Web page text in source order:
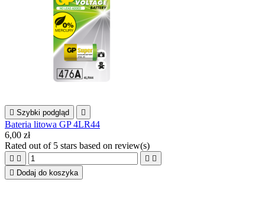
 Szybki podgląd 
Bateria litowa GP 4LR44
6,00 zł
Rated out of 5 stars based on review(s)
   
 Dodaj do koszyka